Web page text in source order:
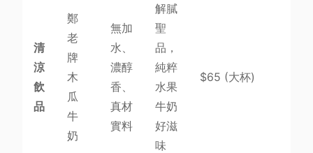
清
涼
飲
品
鄭
老
牌
木
瓜
牛
奶
無加
水、
濃醇
香、
真材
實料
解膩
聖
品，
純粹
水果
牛奶
好滋
味
$65 (大杯)